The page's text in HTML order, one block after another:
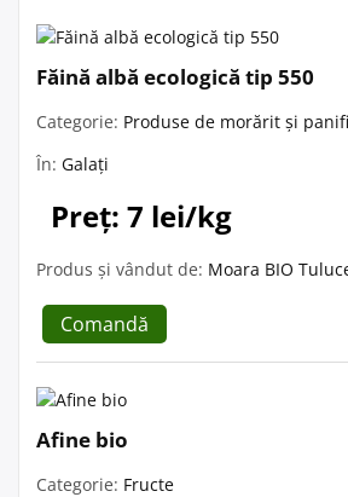
Făină albă ecologică tip 550
Categorie: Produse de morărit și
În: Galați
Preț: 7 lei/kg
Produs și vândut de: Moara BIO
Comandă
Afine bio
Categorie: Fructe